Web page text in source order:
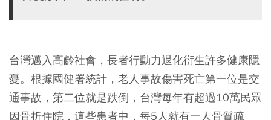
台灣邁入高齡社會，長者行動力退化衍生許多健康隱
憂。根據國健署統計，老人事故傷害死亡第一位是交
通事故，第二位就是跌倒，台灣每年有超過10萬民眾
因骨折住院，這些患者中，每5人就有一人骨質疏